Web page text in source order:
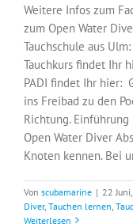
Weitere Infos zum
zum Open Water
Tauchschule aus
Tauchkurs findet Ihr
PADI findet Ihr hier:
ins Freibad zu den
Richtung.
Open Water Diver
Knoten kennen. Bei
Von scubamarine | 22
Diver, Tauchen lernen
Weiterlesen